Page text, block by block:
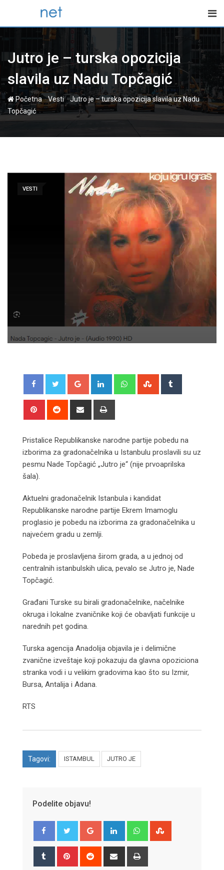
content
Jutro je – turska opozicija
slavila uz Nadu Topčagić
Početna-Vesti-Jutro je – turska opozicija slavila uz Nadu
Topčagić
VESTI
Google+ LinkedIn WhatsappStumbleUpon
Pinterest Reddit
Share
Pristalice Republikanske narodne partije pobedu na
izborima za gradonačelnika u Istanbulu proslavili su uz
pesmu Nade Topčagić „Jutro je“ (nije prvoaprilska
šala).
Aktuelni gradonačelnik Istanbula i kandidat
Republikanske narodne partije Ekrem Imamoglu
proglasio je pobedu na izborima za gradonačelnika u
najvećem gradu u zemlji.
Pobeda je proslavljena širom grada, a u jednoj od
centralnih istanbulskih ulica, pevalo se Jutro je, Nade
Topčagić.
Građani Turske su birali gradonačelnike, načelnike
okruga i lokalne zvaničnike koji će obavljati funkcije u
narednih pet godina.
Turska agencija Anadolija objavila je i delimične
zvanične izveštaje koji pokazuju da glavna opoziciona
stranka vodi i u velikim gradovima kao što su Izmir,
Bursa, Antalija i Adana.
RTS
Tagovi: ISTAMBUL JUTRO JE
Podelite objavu!
Google+ LinkedIn Whatsapp
Tumblr Pinterest Reddit
Share